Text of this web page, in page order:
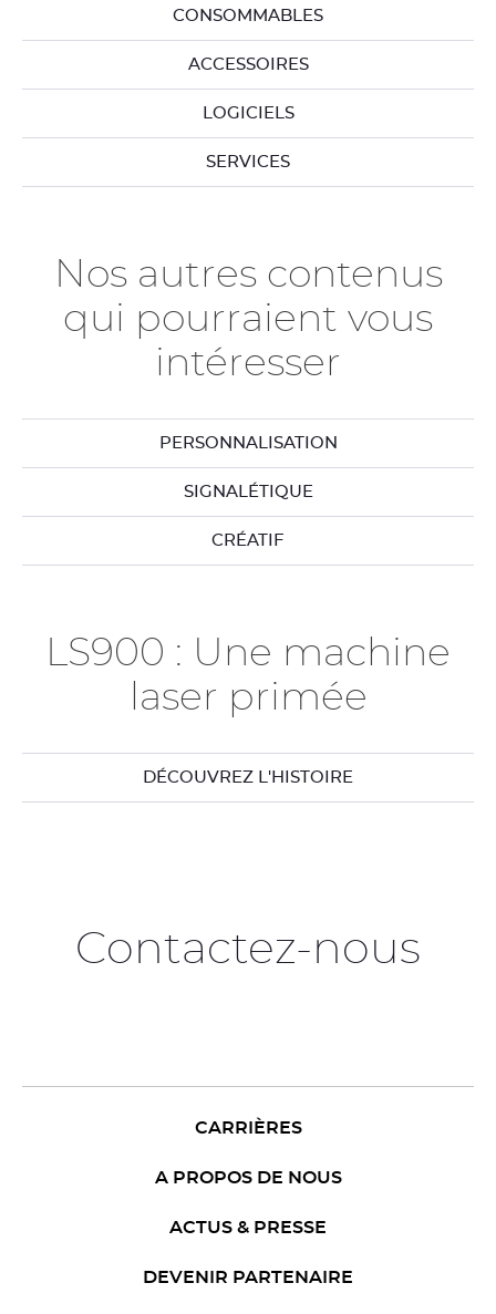
CONSOMMABLES
ACCESSOIRES
LOGICIELS
SERVICES
Nos autres contenus
qui pourraient vous
intéresser
PERSONNALISATION
SIGNALÉTIQUE
CRÉATIF
LS900 : Une machine
laser primée
DÉCOUVREZ L'HISTOIRE
Contactez-nous
CARRIÈRES
A PROPOS DE NOUS
ACTUS & PRESSE
DEVENIR PARTENAIRE